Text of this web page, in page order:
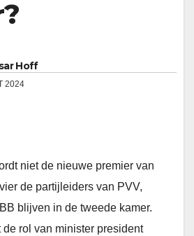
Hoff
2024
niet de nieuwe premier van
de partijleiders van PVV,
blijven in de tweede kamer.
de rol van minister president